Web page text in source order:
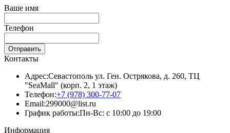
Ваше имя
Телефон
Отправить
Контакты
Адрес:Севастополь ул. Ген. Острякова, д. 260, ТЦ
"SeaMall" (корп. 2, 1 этаж)
Телефон:+7 (978) 300-77-07
Email:299000@list.ru
График работы:Пн-Вс: с 10:00 до 19:00
Информация